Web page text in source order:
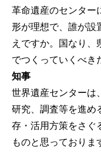
革命遺産のセンター
形が理想で、誰が設
えですか。国なり、
でつくっていくべき
知事
世界遺産センターは
研究、調査等を進め
存・活用方策をさぐ
ものと思っておりま